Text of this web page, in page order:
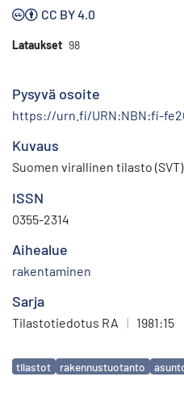
CC BY 4.0
Lataukset 98
Pysyvä osoite
https://urn.fi/URN:NBN:fi-
Kuvaus
Suomen virallinen tilasto (SVT)
ISSN
0355-2314
Aihealue
rakentaminen
Sarja
Tilastotiedotus RA | 1981:15
Avainsanat
tilastot rakennustuotanto